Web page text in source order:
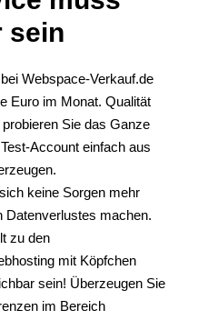
sein
Webspace-Verkauf.de
Euro im Monat. Qualität
Sie das Ganze
Account einfach aus
keine Sorgen mehr
Datenverlustes machen.
zu den
mit Köpfchen
sein! Überzeugen Sie
im Bereich